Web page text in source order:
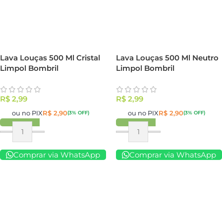
Lava Louças 500 Ml Cristal
Limpol Bombril
R$ 2,99
ou no PIXR$ 2,90(3% OFF)
Comprar via WhatsApp
Lava Louças 500 Ml Neutro
Limpol Bombril
R$ 2,99
ou no PIXR$ 2,90(3% OFF)
Comprar via WhatsApp